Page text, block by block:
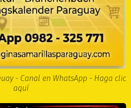
- Canal en WhatsApp - Haga clic
aquí